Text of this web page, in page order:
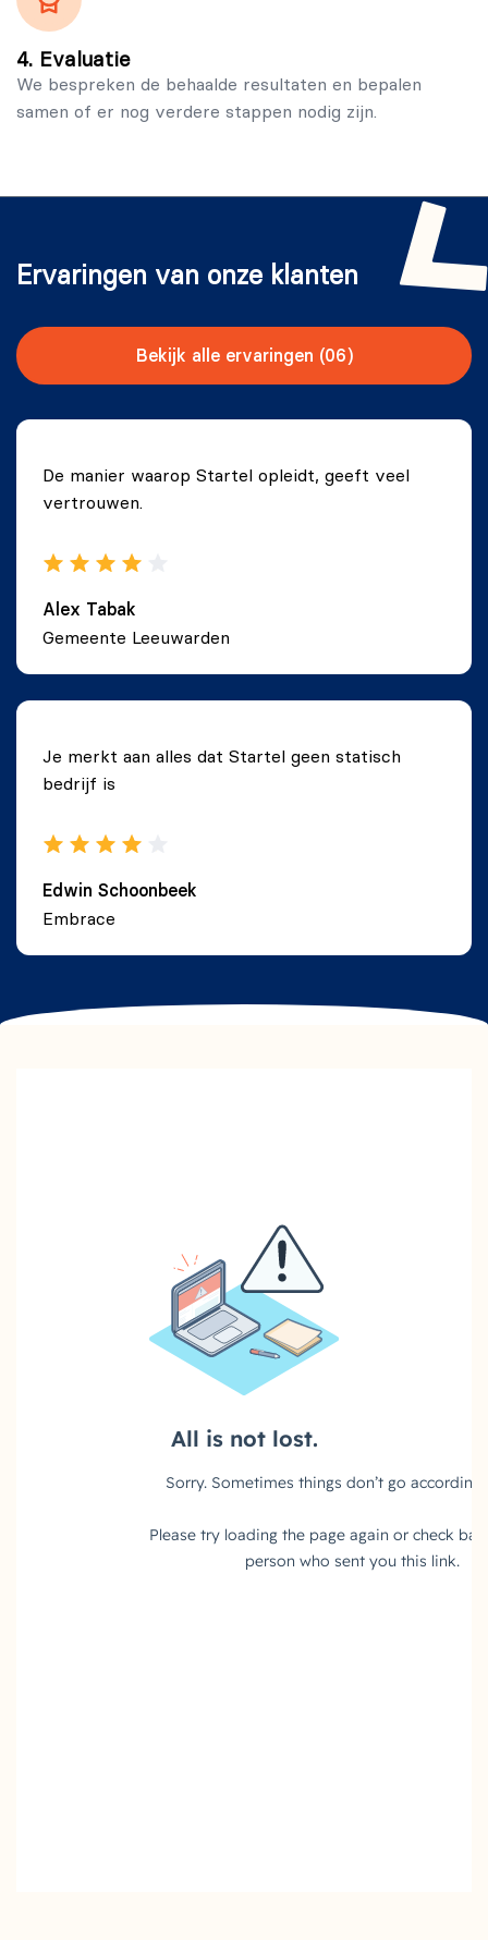
4. Evaluatie
We bespreken de behaalde resultaten en bepalen
samen of er nog verdere stappen nodig zijn.
Ervaringen van onze klanten
Bekijk alle ervaringen (06)
De manier waarop Startel opleidt, geeft veel
vertrouwen.
Alex Tabak
Gemeente Leeuwarden
Je merkt aan alles dat Startel geen statisch
bedrijf is
Edwin Schoonbeek
Embrace